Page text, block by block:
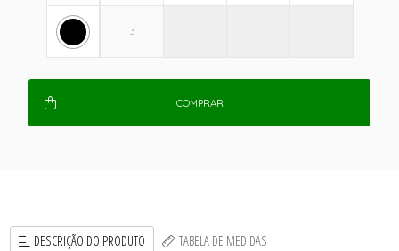
COMPRAR
DESCRIÇÃO DO PRODUTO TABELA DE MEDIDAS